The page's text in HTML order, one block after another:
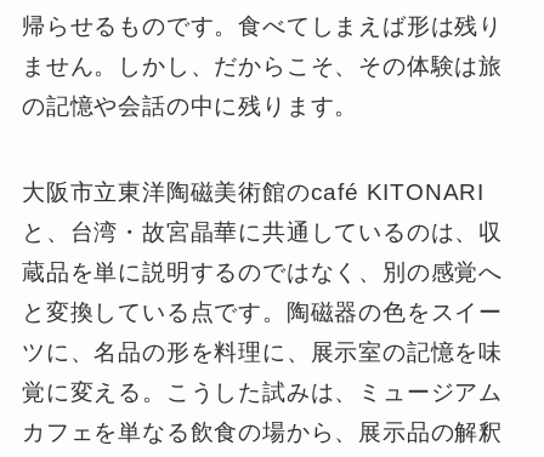
帰らせるものです。食べてしまえば形は残り
ません。しかし、だからこそ、その体験は旅
の記憶や会話の中に残ります。
大阪市立東洋陶磁美術館のcafé KITONARI
と、台湾・故宮晶華に共通しているのは、収
蔵品を単に説明するのではなく、別の感覚へ
と変換している点です。陶磁器の色をスイー
ツに、名品の形を料理に、展示室の記憶を味
覚に変える。こうした試みは、ミュージアム
カフェを単なる飲食の場から、展示品の解釈